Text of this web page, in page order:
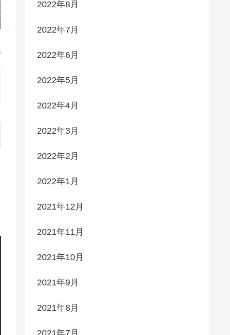
2022年8月
2022年7月
2022年6月
2022年5月
2022年4月
2022年3月
2022年2月
2022年1月
2021年12月
2021年11月
2021年10月
2021年9月
2021年8月
2021年7月